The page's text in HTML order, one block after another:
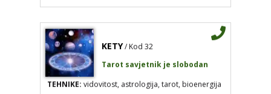
TEHNIKE: vidovitost, astrologija, tarot, bioenergija